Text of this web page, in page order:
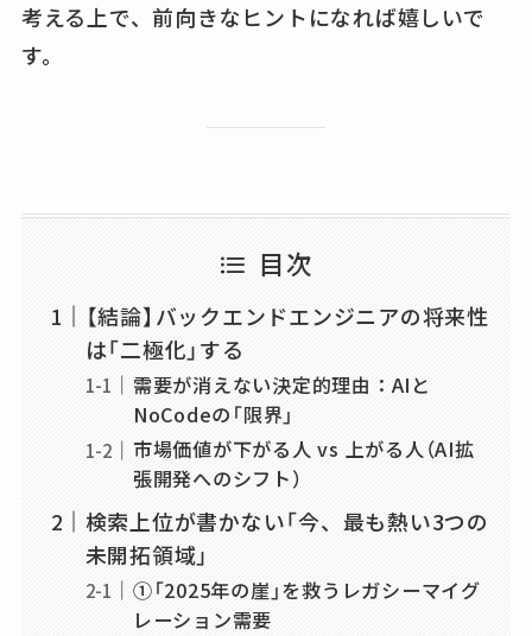
考える上で、前向きなヒントになれば嬉しいで
す。
目次
【結論】バックエンドエンジニアの将来性
は「二極化」する
需要が消えない決定的理由：AIと
NoCodeの「限界」
市場価値が下がる人 vs 上がる人（AI拡
張開発へのシフト）
検索上位が書かない「今、最も熱い3つの
未開拓領域」
①「2025年の崖」を救うレガシーマイグ
レーション需要